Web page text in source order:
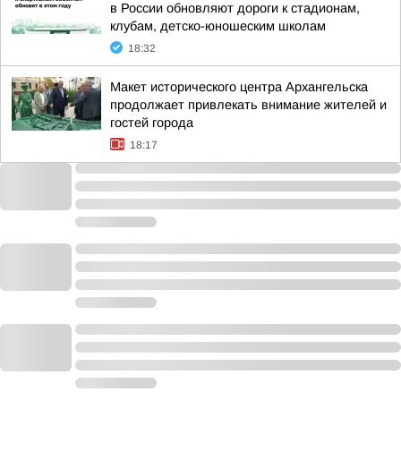
в России обновляют дороги к стадионам,
клубам, детско-юношеским школам
18:32
Макет исторического центра Архангельска
продолжает привлекать внимание жителей и
гостей города
18:17